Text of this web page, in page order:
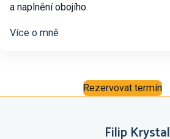
a naplnění obojího.
Více o mně
Rezervovat termín
Filip Krystal